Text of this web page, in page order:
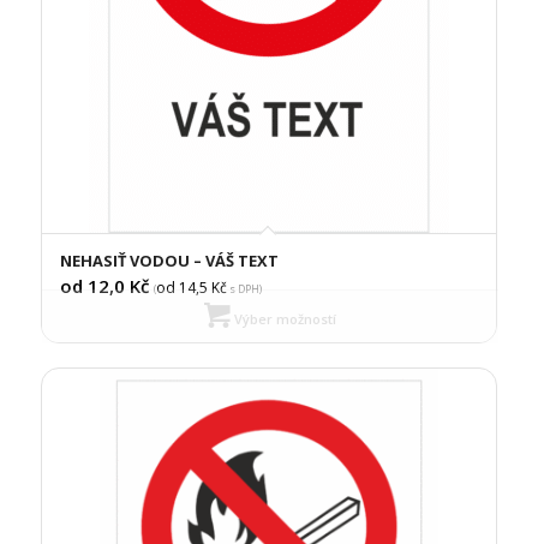
NEHASIŤ VODOU – VÁŠ TEXT
od 12,0 Kč (od 14,5 Kčs DPH)
Výber možností